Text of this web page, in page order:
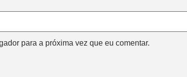
para a próxima vez que eu comentar.